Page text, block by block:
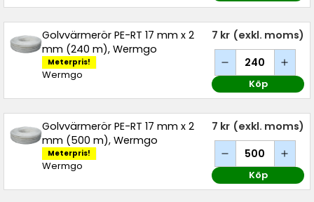
Golvvärmerör PE-RT 17 mm x 2
mm (240 m), Wermgo
Meterpris!
Wermgo
7 kr (exkl. moms)
Köp
Golvvärmerör PE-RT 17 mm x 2
mm (500 m), Wermgo
Meterpris!
Wermgo
7 kr (exkl. moms)
Köp